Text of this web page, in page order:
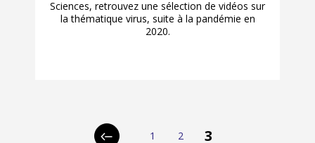
Sciences, retrouvez une sélection de vidéos sur
la thématique virus, suite à la pandémie en
2020.
1 2 3